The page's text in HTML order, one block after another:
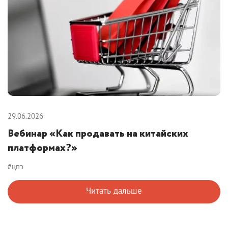
29.06.2026
Вебинар «Как продавать на китайских
платформах?»
#цпэ
Читать дальше